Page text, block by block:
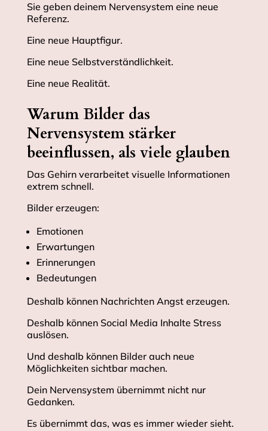
Sie geben deinem Nervensystem eine neue
Referenz.
Eine neue Hauptfigur.
Eine neue Selbstverständlichkeit.
Eine neue Realität.
Warum Bilder das
Nervensystem stärker
beeinflussen, als viele glauben
Das Gehirn verarbeitet visuelle Informationen
extrem schnell.
Bilder erzeugen:
Emotionen
Erwartungen
Erinnerungen
Bedeutungen
Deshalb können Nachrichten Angst erzeugen.
Deshalb können Social Media Inhalte Stress
auslösen.
Und deshalb können Bilder auch neue
Möglichkeiten sichtbar machen.
Dein Nervensystem übernimmt nicht nur
Gedanken.
Es übernimmt das, was es immer wieder sieht.